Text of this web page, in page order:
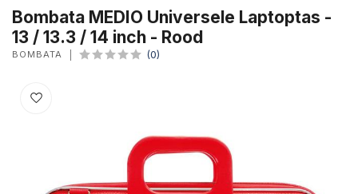
Bombata MEDIO Universele Laptoptas -
13 / 13.3 / 14 inch - Rood
BOMBATA (0)